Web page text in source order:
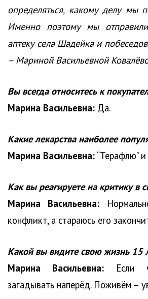
определяться, какому делу мы
Именно поэтому мы
аптеку села Шадейка и
– Мариной Васильевной
Вы всегда относитесь к
Марина Васильевна: Да.
Какие лекарства наиболее
Марина Васильевна: “Терафлю”
Как вы реагируете на критику в
Марина Васильевна:
конфликт, а стараюсь его
Какой вы видите свою жизнь 15
Марина Васильевна: Если
загадывать наперёд. Поживём –